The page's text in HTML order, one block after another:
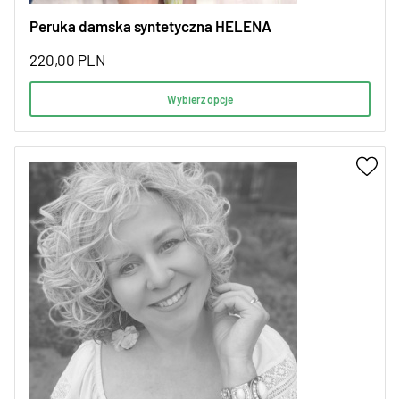
Peruka damska syntetyczna HELENA
220,00 PLN
Wybierz opcje